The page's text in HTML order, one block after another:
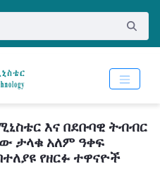
እና በደቡባዊ ትብብር
ታላቁ አለም ዓቀፍ
የዘርፉ ተዋናዮች